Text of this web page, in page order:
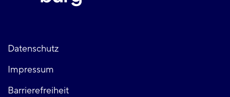
Fußzeile
links
Datenschutz
Impressum
Barrierefreiheit